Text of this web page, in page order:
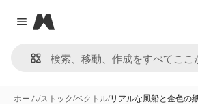
Close menu
Magnific
ホーム/ストック/ベクトル/リアルな風船と金色の